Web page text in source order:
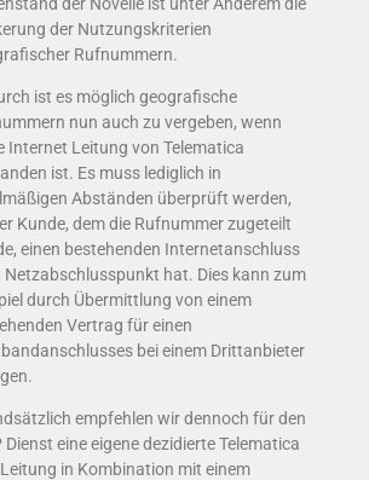
der Nutzungskriterien
Rufnummern.
ist es möglich geografische
nun auch zu vergeben, wenn
Internet Leitung von Telematica
ist. Es muss lediglich in
Abständen überprüft werden,
Kunde, dem die Rufnummer zugeteilt
einen bestehenden Internetanschluss
Netzabschlusspunkt hat. Dies kann zum
durch Übermittlung von einem
Vertrag für einen
bei einem Drittanbieter
empfehlen wir dennoch für den
Dienst eine eigene dezidierte Telematica
Leitung in Kombination mit einem